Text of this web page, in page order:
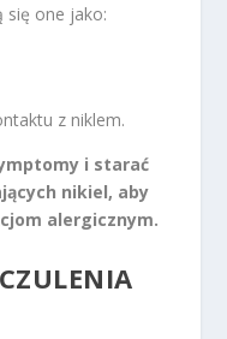
się one jako:
z niklem.
i starać
nikiel, aby
alergicznym.